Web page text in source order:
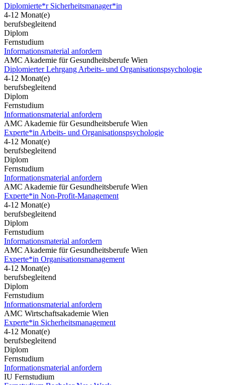
Diplomierte*r Sicherheitsmanager*in
4-12 Monat(e)
berufsbegleitend
Diplom
Fernstudium
Informationsmaterial anfordern
AMC Akademie für Gesundheitsberufe Wien
Diplomierter Lehrgang Arbeits- und Organisationspsychologie
4-12 Monat(e)
berufsbegleitend
Diplom
Fernstudium
Informationsmaterial anfordern
AMC Akademie für Gesundheitsberufe Wien
Experte*in Arbeits- und Organisationspsychologie
4-12 Monat(e)
berufsbegleitend
Diplom
Fernstudium
Informationsmaterial anfordern
AMC Akademie für Gesundheitsberufe Wien
Experte*in Non-Profit-Management
4-12 Monat(e)
berufsbegleitend
Diplom
Fernstudium
Informationsmaterial anfordern
AMC Akademie für Gesundheitsberufe Wien
Experte*in Organisationsmanagement
4-12 Monat(e)
berufsbegleitend
Diplom
Fernstudium
Informationsmaterial anfordern
AMC Wirtschaftsakademie Wien
Experte*in Sicherheitsmanagement
4-12 Monat(e)
berufsbegleitend
Diplom
Fernstudium
Informationsmaterial anfordern
IU Fernstudium